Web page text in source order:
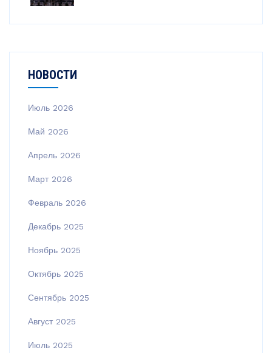
НОВОСТИ
Июль 2026
Май 2026
Апрель 2026
Март 2026
Февраль 2026
Декабрь 2025
Ноябрь 2025
Октябрь 2025
Сентябрь 2025
Август 2025
Июль 2025